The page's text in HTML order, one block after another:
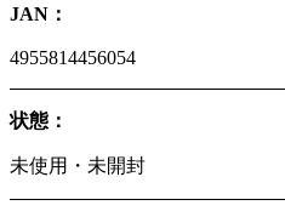
JAN：
4955814456054
状態：
未使用・未開封